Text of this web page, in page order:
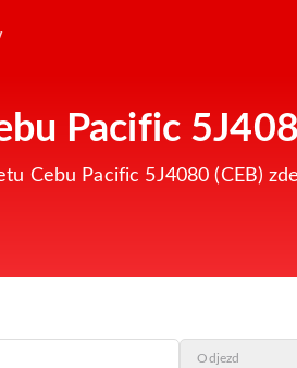
Pacific
Cebu Pacific 5J4080 (CEB) zde
Odjezd